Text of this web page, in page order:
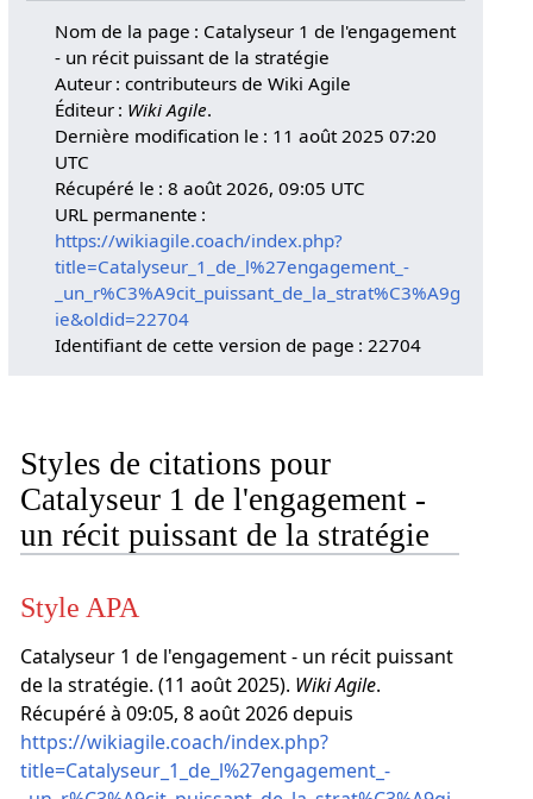
Nom de la page : Catalyseur 1 de l'engagement
- un récit puissant de la stratégie
Auteur : contributeurs de Wiki Agile
Éditeur : Wiki Agile.
Dernière modification le : 11 août 2025 07:20
UTC
Récupéré le : 8 août 2026, 09:05 UTC
URL permanente :
https://wikiagile.coach/index.php?
title=Catalyseur_1_de_l%27engagement_-
_un_r%C3%A9cit_puissant_de_la_strat%C3%A9g
ie&oldid=22704
Identifiant de cette version de page : 22704
Styles de citations pour
Catalyseur 1 de l'engagement -
un récit puissant de la stratégie
Style APA
Catalyseur 1 de l'engagement - un récit puissant
de la stratégie. (11 août 2025). Wiki Agile.
Récupéré à 09:05, 8 août 2026 depuis
https://wikiagile.coach/index.php?
title=Catalyseur_1_de_l%27engagement_-